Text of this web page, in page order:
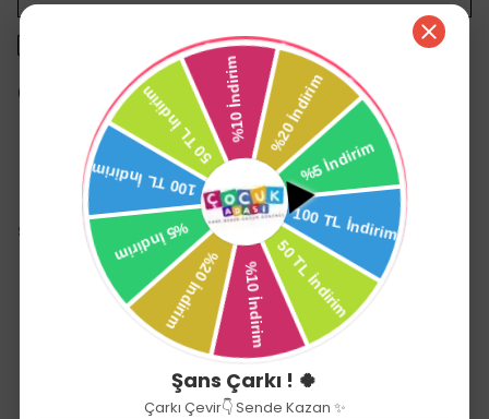
1500 TL üzeri ücretsiz kargo
14 gün içinde iade değişim
Ürün Açıklaması
Sevi Bebe Çekmece / Dolap Kilidi (2 Adet)
Her çekmece ve dolap için uygundur
Plastik ve sağlam bir yapıya sahiptir
Ürün içinde 2 adet vardır
Açılmamasını istediğiniz dolap ve çekmecelerde
Büyüklerin açması kolaydır, ancak küçük çocukların
açması çok zordur
Üretim Yeri: TürkiyeŞans Çarkı ! 🍀
Çarkı Çevir👇 Sende Kazan ✨